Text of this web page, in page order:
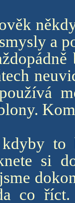
a
to
si
co